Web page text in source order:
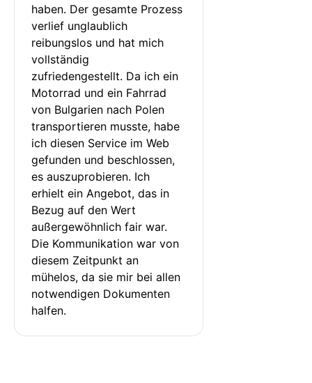
haben. Der gesamte Prozess
verlief unglaublich
reibungslos und hat mich
vollständig
zufriedengestellt. Da ich ein
Motorrad und ein Fahrrad
von Bulgarien nach Polen
transportieren musste, habe
ich diesen Service im Web
gefunden und beschlossen,
es auszuprobieren. Ich
erhielt ein Angebot, das in
Bezug auf den Wert
außergewöhnlich fair war.
Die Kommunikation war von
diesem Zeitpunkt an
mühelos, da sie mir bei allen
notwendigen Dokumenten
halfen.